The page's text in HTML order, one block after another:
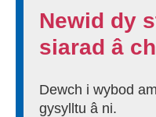
Newid dy
siarad â
Dewch i wybod
gysylltu â ni.